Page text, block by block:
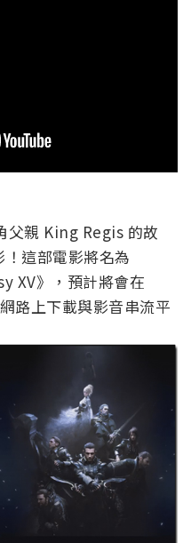
父親 King Regis 的故
這部電影將名為
XV》，預計將會在
路上下載與影音串流平